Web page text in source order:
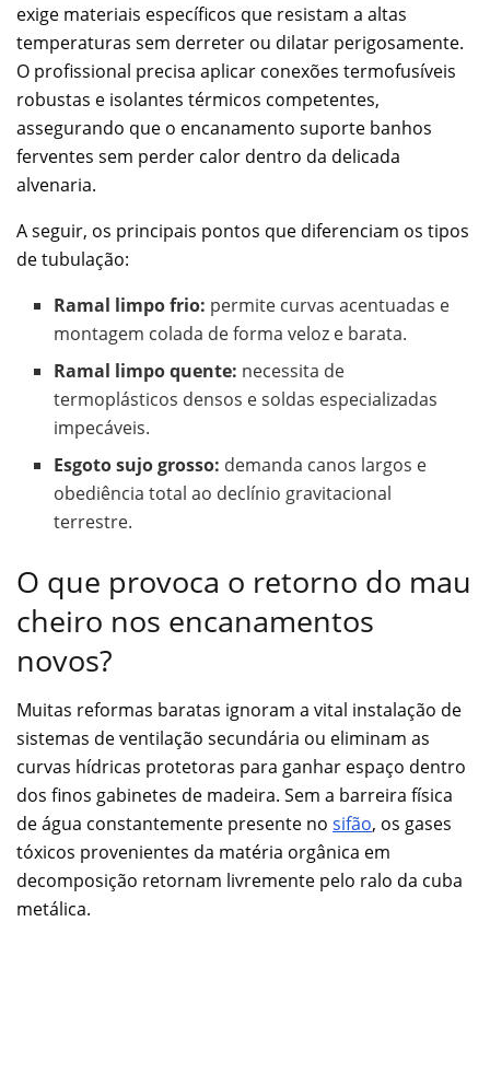
exige materiais específicos que resistam a altas
temperaturas sem derreter ou dilatar perigosamente.
O profissional precisa aplicar conexões termofusíveis
robustas e isolantes térmicos competentes,
assegurando que o encanamento suporte banhos
ferventes sem perder calor dentro da delicada
alvenaria.
A seguir, os principais pontos que diferenciam os tipos
de tubulação:
Ramal limpo frio: permite curvas acentuadas e
montagem colada de forma veloz e barata.
Ramal limpo quente: necessita de
termoplásticos densos e soldas especializadas
impecáveis.
Esgoto sujo grosso: demanda canos largos e
obediência total ao declínio gravitacional
terrestre.
O que provoca o retorno do mau
cheiro nos encanamentos
novos?
Muitas reformas baratas ignoram a vital instalação de
sistemas de ventilação secundária ou eliminam as
curvas hídricas protetoras para ganhar espaço dentro
dos finos gabinetes de madeira. Sem a barreira física
de água constantemente presente no sifão, os gases
tóxicos provenientes da matéria orgânica em
decomposição retornam livremente pelo ralo da cuba
metálica.